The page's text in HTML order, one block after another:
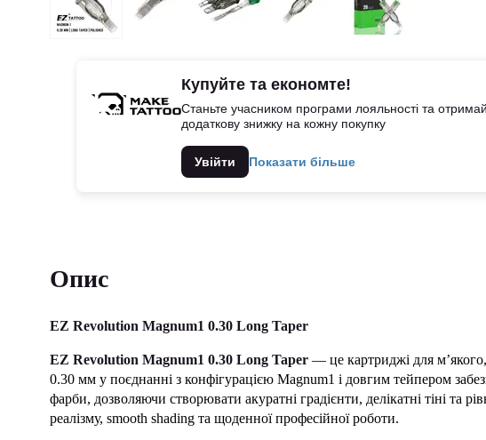
Купуйте та економте!
Станьте учасником програми лояльності та
додаткову знижку на кожну покупку
Увійти Показати більше
Опис
EZ Revolution Magnum1 0.30 Long Taper
EZ Revolution Magnum1 0.30 Long Taper — це картриджі для
0.30 мм у поєднанні з конфігурацією Magnum1 і довгим тейпером
фарби, дозволяючи створювати акуратні градієнти, делікатні тіні та
реалізму, smooth shading та щоденної професійної роботи.